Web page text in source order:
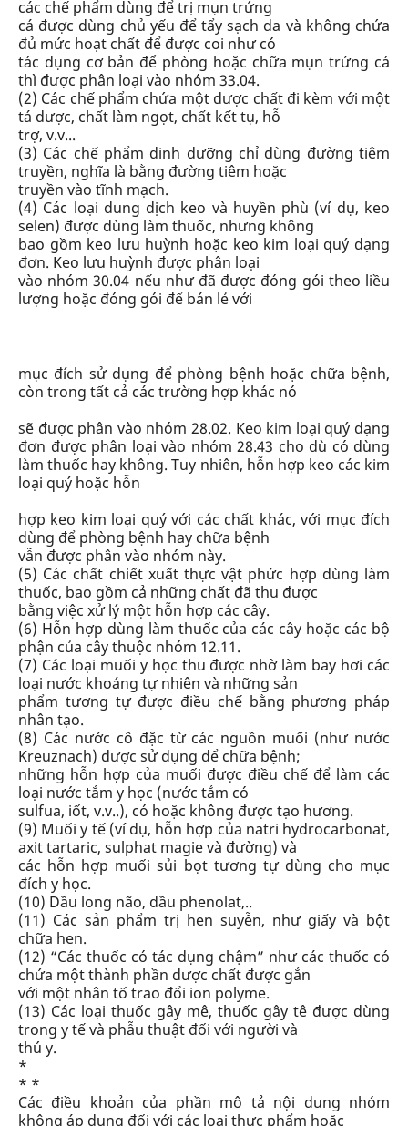
các chế phẩm dùng để trị mụn trứng
cá được dùng chủ yếu để tẩy sạch da và không chứa
đủ mức hoạt chất để được coi như có
tác dụng cơ bản để phòng hoặc chữa mụn trứng cá
thì được phân loại vào nhóm 33.04.
(2) Các chế phẩm chứa một dược chất đi kèm với một
tá dược, chất làm ngọt, chất kết tụ, hỗ
trợ, v.v...
(3) Các chế phẩm dinh dưỡng chỉ dùng đường tiêm
truyền, nghĩa là bằng đường tiêm hoặc
truyền vào tĩnh mạch.
(4) Các loại dung dịch keo và huyền phù (ví dụ, keo
selen) được dùng làm thuốc, nhưng không
bao gồm keo lưu huỳnh hoặc keo kim loại quý dạng
đơn. Keo lưu huỳnh được phân loại
vào nhóm 30.04 nếu như đã được đóng gói theo liều
lượng hoặc đóng gói để bán lẻ với
mục đích sử dụng để phòng bệnh hoặc chữa bệnh,
còn trong tất cả các trường hợp khác nó
sẽ được phân vào nhóm 28.02. Keo kim loại quý dạng
đơn được phân loại vào nhóm 28.43 cho dù có dùng
làm thuốc hay không. Tuy nhiên, hỗn hợp keo các kim
loại quý hoặc hỗn
hợp keo kim loại quý với các chất khác, với mục đích
dùng để phòng bệnh hay chữa bệnh
vẫn được phân vào nhóm này.
(5) Các chất chiết xuất thực vật phức hợp dùng làm
thuốc, bao gồm cả những chất đã thu được
bằng việc xử lý một hỗn hợp các cây.
(6) Hỗn hợp dùng làm thuốc của các cây hoặc các bộ
phận của cây thuộc nhóm 12.11.
(7) Các loại muối y học thu được nhờ làm bay hơi các
loại nước khoáng tự nhiên và những sản
phẩm tương tự được điều chế bằng phương pháp
nhân tạo.
(8) Các nước cô đặc từ các nguồn muối (như nước
Kreuznach) được sử dụng để chữa bệnh;
những hỗn hợp của muối được điều chế để làm các
loại nước tắm y học (nước tắm có
sulfua, iốt, v.v..), có hoặc không được tạo hương.
(9) Muối y tế (ví dụ, hỗn hợp của natri hydrocarbonat,
axit tartaric, sulphat magie và đường) và
các hỗn hợp muối sủi bọt tương tự dùng cho mục
đích y học.
(10) Dầu long não, dầu phenolat,..
(11) Các sản phẩm trị hen suyễn, như giấy và bột
chữa hen.
(12) “Các thuốc có tác dụng chậm” như các thuốc có
chứa một thành phần dược chất được gắn
với một nhân tố trao đổi ion polyme.
(13) Các loại thuốc gây mê, thuốc gây tê được dùng
trong y tế và phẫu thuật đối với người và
thú y.
*
* *
Các điều khoản của phần mô tả nội dung nhóm
không áp dụng đối với các loại thực phẩm hoặc